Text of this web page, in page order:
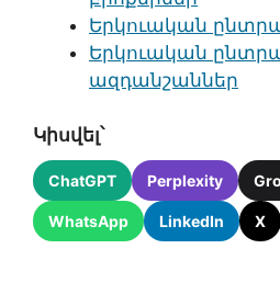
Երկուական
Երկուական
ազդանշաններ
Կիսվել՝
ChatGPT Perplexity
WhatsApp LinkedIn X